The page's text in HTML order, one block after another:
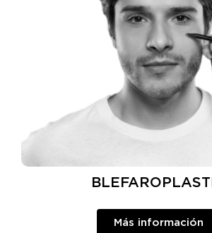
Más información